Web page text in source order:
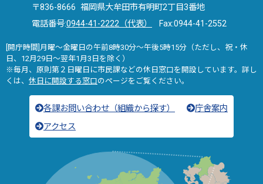
〒836-8666 福岡県大牟田市有明町2丁目3番地
電話番号:0944-41-2222（代表） Fax:0944-41-2552
[開庁時間]月曜～金曜日の午前8時30分～午後5時15分（ただし、祝・休
日、12月29日～翌年1月3日を除く）
※毎月、原則第２日曜日に市民課などの休日窓口を開設しています。詳し
くは、 休日に開設する窓口のページをご覧ください。
各課お問い合わせ（組織から探す）
庁舎案内
アクセス